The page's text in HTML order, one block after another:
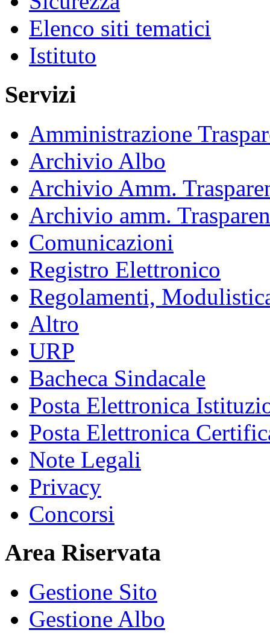
Elenco siti tematici
Istituto
Servizi
Amministrazione
Archivio Albo
Archivio Amm.
Archivio amm.
Comunicazioni
Registro Elettronico
Regolamenti,
Altro
URP
Bacheca Sindacale
Posta Elettronica
Posta Elettronica
Note Legali
Privacy
Concorsi
Area Riservata
Gestione Sito
Gestione Albo